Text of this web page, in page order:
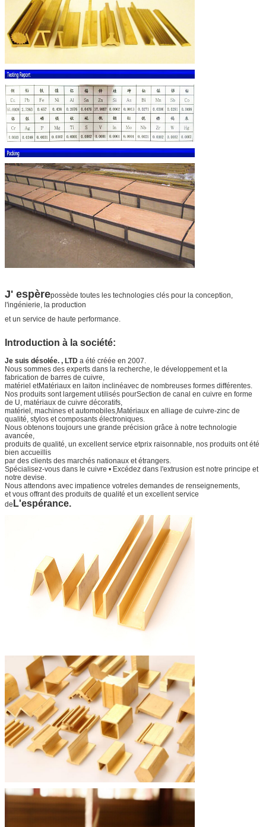
J' espèrepossède toutes les technologies clés pour la conception,
l'ingénierie, la production
et un service de haute performance.
Introduction à la société:
Je suis désolée. , LTD a été créée en 2007.
Nous sommes des experts dans la recherche, le développement et la
fabrication de barres de cuivre,
matériel etMatériaux en laiton inclinéavec de nombreuses formes différentes.
Nos produits sont largement utilisés pourSection de canal en cuivre en forme
de U, matériaux de cuivre décoratifs,
matériel, machines et automobiles,Matériaux en alliage de cuivre-zinc de
qualité, stylos et composants électroniques.
Nous obtenons toujours une grande précision grâce à notre technologie
avancée,
produits de qualité, un excellent service etprix raisonnable, nos produits ont été
bien accueillis
par des clients des marchés nationaux et étrangers.
Spécialisez-vous dans le cuivre • Excédez dans l'extrusion est notre principe et
notre devise.
Nous attendons avec impatience votre les demandes de renseignements,
et vous offrant des produits de qualité et un excellent service
de L'espérance.